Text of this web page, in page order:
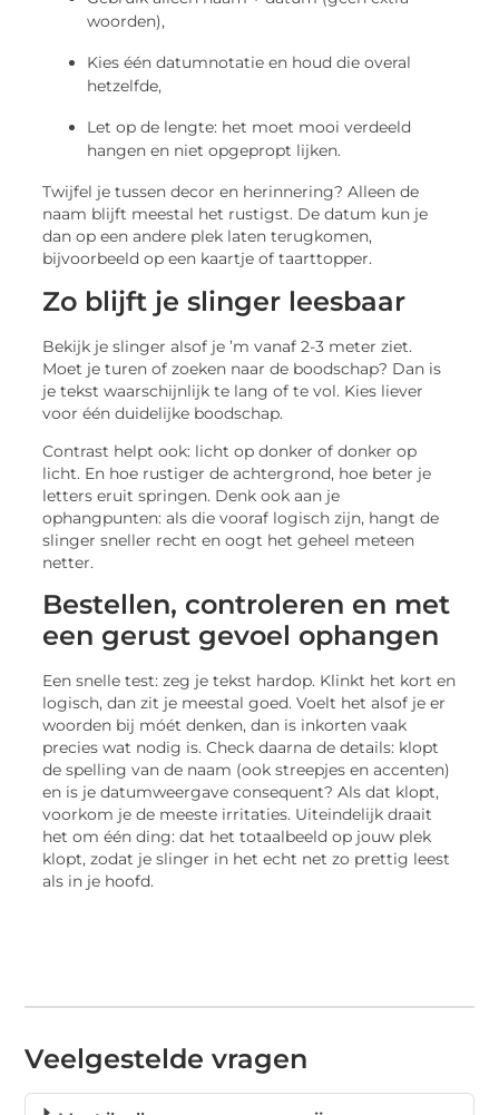
woorden),
Kies één datumnotatie en houd die overal
hetzelfde,
Let op de lengte: het moet mooi verdeeld
hangen en niet opgepropt lijken.
Twijfel je tussen decor en herinnering? Alleen de
naam blijft meestal het rustigst. De datum kun je
dan op een andere plek laten terugkomen,
bijvoorbeeld op een kaartje of taarttopper.
Zo blijft je slinger leesbaar
Bekijk je slinger alsof je ’m vanaf 2-3 meter ziet.
Moet je turen of zoeken naar de boodschap? Dan is
je tekst waarschijnlijk te lang of te vol. Kies liever
voor één duidelijke boodschap.
Contrast helpt ook: licht op donker of donker op
licht. En hoe rustiger de achtergrond, hoe beter je
letters eruit springen. Denk ook aan je
ophangpunten: als die vooraf logisch zijn, hangt de
slinger sneller recht en oogt het geheel meteen
netter.
Bestellen, controleren en met
een gerust gevoel ophangen
Een snelle test: zeg je tekst hardop. Klinkt het kort en
logisch, dan zit je meestal goed. Voelt het alsof je er
woorden bij móét denken, dan is inkorten vaak
precies wat nodig is. Check daarna de details: klopt
de spelling van de naam (ook streepjes en accenten)
en is je datumweergave consequent? Als dat klopt,
voorkom je de meeste irritaties. Uiteindelijk draait
het om één ding: dat het totaalbeeld op jouw plek
klopt, zodat je slinger in het echt net zo prettig leest
als in je hoofd.
Veelgestelde vragen